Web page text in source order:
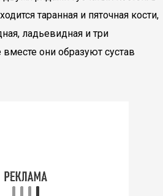
таранная и пяточная кости,
ладьевидная и три
они образуют сустав